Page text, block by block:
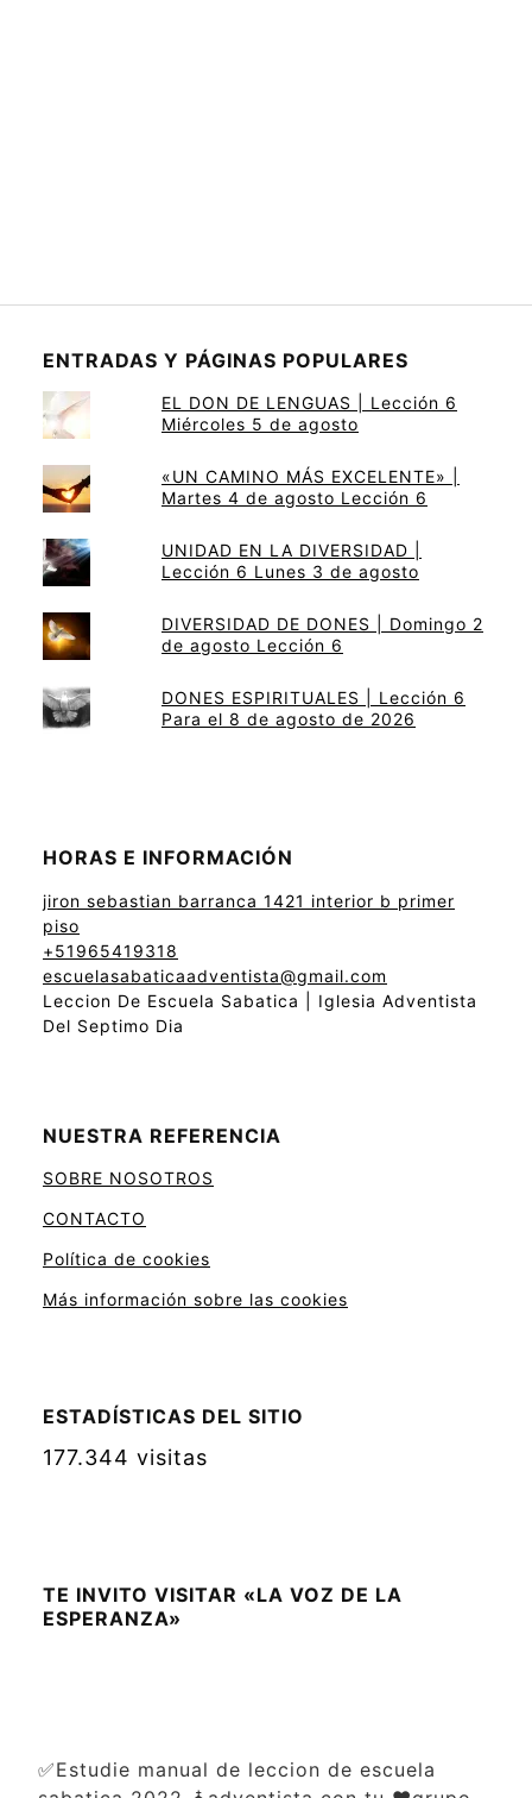
ENTRADAS Y PÁGINAS POPULARES
EL DON DE LENGUAS | Lección 6
Miércoles 5 de agosto
«UN CAMINO MÁS EXCELENTE» |
Martes 4 de agosto Lección 6
UNIDAD EN LA DIVERSIDAD |
Lección 6 Lunes 3 de agosto
DIVERSIDAD DE DONES | Domingo 2
de agosto Lección 6
DONES ESPIRITUALES | Lección 6
Para el 8 de agosto de 2026
HORAS E INFORMACIÓN
jiron sebastian barranca 1421 interior b primer
piso
+51965419318
escuelasabaticaadventista@gmail.com
Leccion De Escuela Sabatica | Iglesia Adventista
Del Septimo Dia
NUESTRA REFERENCIA
SOBRE NOSOTROS
CONTACTO
Política de cookies
Más información sobre las cookies
ESTADÍSTICAS DEL SITIO
177.344 visitas
TE INVITO VISITAR «LA VOZ DE LA
ESPERANZA»
✅Estudie manual de leccion de escuela